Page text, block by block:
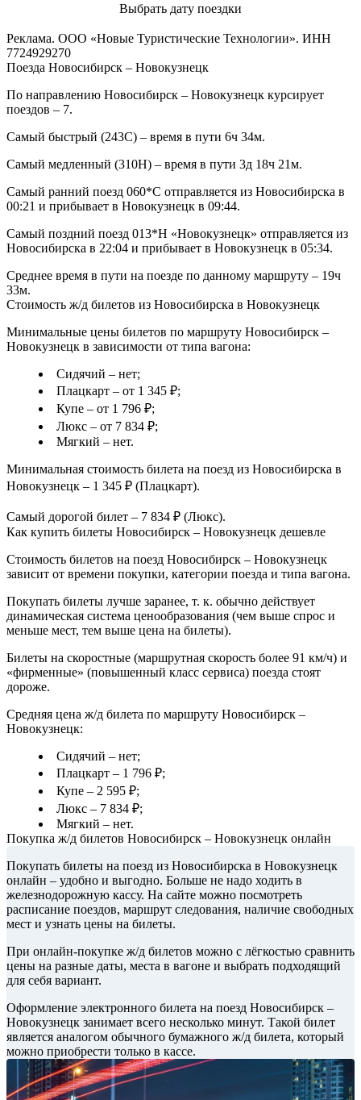
Выбрать дату поездки
Реклама. ООО «Новые Туристические Технологии». ИНН
7724929270
Поезда Новосибирск – Новокузнецк
По направлению Новосибирск – Новокузнецк курсирует
поездов – 7.
Самый быстрый (243С) – время в пути 6ч 34м.
Самый медленный (310Н) – время в пути 3д 18ч 21м.
Самый ранний поезд 060*С отправляется из Новосибирска в
00:21 и прибывает в Новокузнецк в 09:44.
Самый поздний поезд 013*Н «Новокузнецк» отправляется из
Новосибирска в 22:04 и прибывает в Новокузнецк в 05:34.
Среднее время в пути на поезде по данному маршруту – 19ч
33м.
Стоимость ж/д билетов из Новосибирска в Новокузнецк
Минимальные цены билетов по маршруту Новосибирск –
Новокузнецк в зависимости от типа вагона:
Сидячий – нет;
Плацкарт – от 1 345 ₽;
Купе – от 1 796 ₽;
Люкс – от 7 834 ₽;
Мягкий – нет.
Минимальная стоимость билета на поезд из Новосибирска в
Новокузнецк – 1 345 ₽ (Плацкарт).
Самый дорогой билет – 7 834 ₽ (Люкс).
Как купить билеты Новосибирск – Новокузнецк дешевле
Стоимость билетов на поезд Новосибирск – Новокузнецк
зависит от времени покупки, категории поезда и типа вагона.
Покупать билеты лучше заранее, т. к. обычно действует
динамическая система ценообразования (чем выше спрос и
меньше мест, тем выше цена на билеты).
Билеты на скоростные (маршрутная скорость более 91 км/ч) и
«фирменные» (повышенный класс сервиса) поезда стоят
дороже.
Средняя цена ж/д билета по маршруту Новосибирск –
Новокузнецк:
Сидячий – нет;
Плацкарт – 1 796 ₽;
Купе – 2 595 ₽;
Люкс – 7 834 ₽;
Мягкий – нет.
Покупка ж/д билетов Новосибирск – Новокузнецк онлайн
Покупать билеты на поезд из Новосибирска в Новокузнецк
онлайн – удобно и выгодно. Больше не надо ходить в
железнодорожную кассу. На сайте можно посмотреть
расписание поездов, маршрут следования, наличие свободных
мест и узнать цены на билеты.
При онлайн-покупке ж/д билетов можно с лёгкостью сравнить
цены на разные даты, места в вагоне и выбрать подходящий
для себя вариант.
Оформление электронного билета на поезд Новосибирск –
Новокузнецк занимает всего несколько минут. Такой билет
является аналогом обычного бумажного ж/д билета, который
можно приобрести только в кассе.